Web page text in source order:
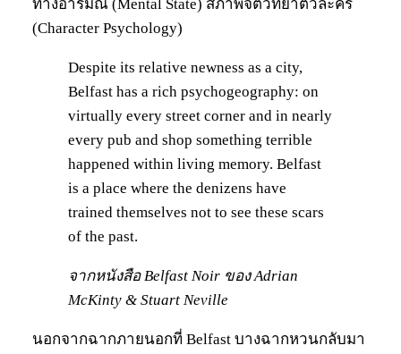
ทางอารมณ์ (Mental State) สภาพจิตวิทยาตัวละคร
(Character Psychology)
Despite its relative newness as a city,
Belfast has a rich psychogeography: on
virtually every street corner and in nearly
every pub and shop something terrible
happened within living memory. Belfast
is a place where the denizens have
trained themselves not to see these scars
of the past.
จากหนังสือ Belfast Noir ของ Adrian
McKinty & Stuart Neville
นอกจากฉากภายนอกที่ Belfast บางฉากหวนกลับมา